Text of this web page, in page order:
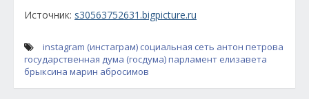
Источник: s30563752631.bigpicture.ru
instagram (инстаграм) социальная сеть антон петрова
государственная дума (госдума)парламент елизавета
брыксина марин абросимов